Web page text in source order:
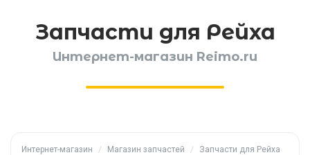
Запчасти для Рейха
Интернет-магазин Reimo.ru
Интернет-магазин / Магазин запчастей / Запчасти для Рейха